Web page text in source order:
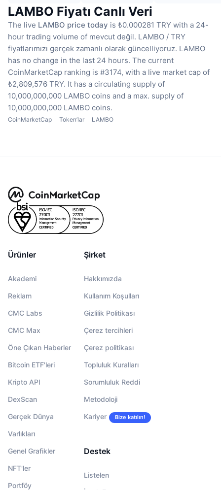
LAMBO Fiyatı Canlı Veri
The live LAMBO price today is ₺0.000281 TRY with a 24-
hour trading volume of mevcut değil. LAMBO / TRY
fiyatlarımızı gerçek zamanlı olarak güncelliyoruz. LAMBO
has no change in the last 24 hours. The current
CoinMarketCap ranking is #3174, with a live market cap of
₺2,809,576 TRY. It has a circulating supply of
10,000,000,000 LAMBO coins and a max. supply of
10,000,000,000 LAMBO coins.
CoinMarketCap Token’lar LAMBO
Ürünler
Akademi
Reklam
CMC Labs
CMC Max
Öne Çıkan Haberler
Bitcoin ETF'leri
Kripto API
DexScan
Gerçek Dünya
Varlıkları
Genel Grafikler
NFT'ler
Portföy
Şirket
Hakkımızda
Kullanım Koşulları
Gizlilik Politikası
Çerez tercihleri
Çerez politikası
Topluluk Kuralları
Sorumluluk Reddi
Metodoloji
Kariyer Bize katılın!
Destek
Listelen